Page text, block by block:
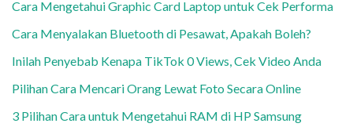
Cara Mengetahui Graphic Card Laptop untuk Cek Performa
Cara Menyalakan Bluetooth di Pesawat, Apakah Boleh?
Inilah Penyebab Kenapa TikTok 0 Views, Cek Video Anda
Pilihan Cara Mencari Orang Lewat Foto Secara Online
3 Pilihan Cara untuk Mengetahui RAM di HP Samsung